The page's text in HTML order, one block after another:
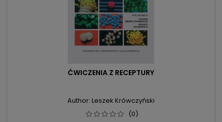
ĆWICZENIA Z RECEPTURY
Author: Leszek Krówczyński
(0)